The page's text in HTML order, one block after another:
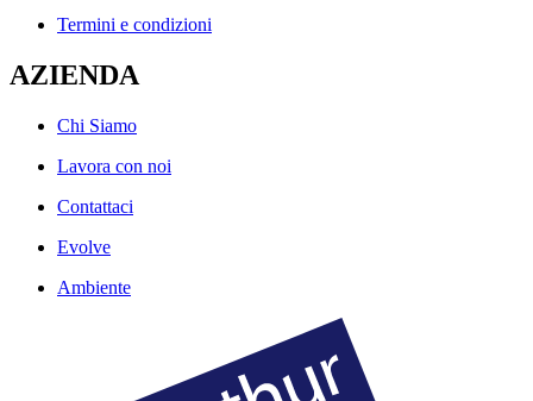
Termini e condizioni
AZIENDA
Chi Siamo
Lavora con noi
Contattaci
Evolve
Ambiente